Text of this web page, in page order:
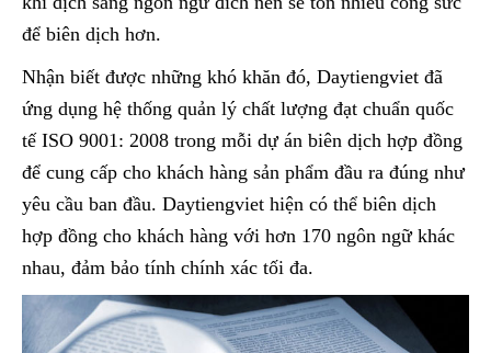
để biên dịch hơn.
Nhận biết được những khó khăn đó, Daytiengviet đã
ứng dụng hệ thống quản lý chất lượng đạt chuẩn quốc
tế ISO 9001: 2008 trong mỗi dự án biên dịch hợp đồng
để cung cấp cho khách hàng sản phẩm đầu ra đúng như
yêu cầu ban đầu. Daytiengviet hiện có thể biên dịch
hợp đồng cho khách hàng với hơn 170 ngôn ngữ khác
nhau, đảm bảo tính chính xác tối đa.